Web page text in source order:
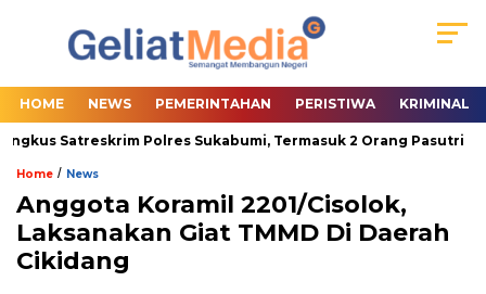
HOME NEWS PEMERINTAHAN PERISTIWA KRIMINAL
Polres Sukabumi, Termasuk 2 Orang Pasutri
Home / News
Anggota Koramil 2201/Cisolok,
Laksanakan Giat TMMD Di Daerah
Cikidang